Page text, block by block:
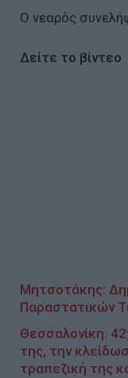
Ο νεαρός
Δείτε το βίντεο
Μητσοτάκης:
Παραστατικών
Θεσσαλονίκη:
της, την
τραπεζική της